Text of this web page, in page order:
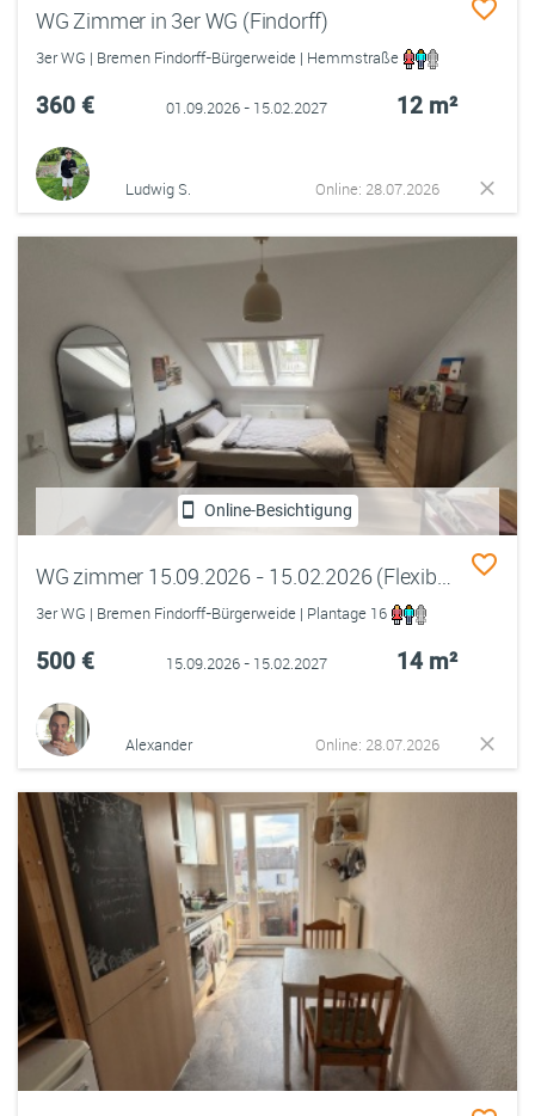
WG Zimmer in 3er WG (Findorff)
3er WG | Bremen Findorff-Bürgerweide | Hemmstraße
360 € 01.09.2026 - 15.02.2027 12 m²
Ludwig S. Online: 28.07.2026
Online-Besichtigung
3er WG | Bremen Findorff-Bürgerweide | Plantage 16
500 € 15.09.2026 - 15.02.2027 14 m²
Alexander Online: 28.07.2026